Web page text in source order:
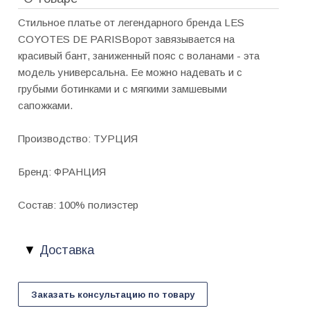
Стильное платье от легендарного бренда LES
COYOTES DE PARISВорот завязывается на
красивый бант, заниженный пояс с воланами - эта
модель универсальна. Ее можно надевать и с
грубыми ботинками и с мягкими замшевыми
сапожками.
Производство: ТУРЦИЯ
Бренд: ФРАНЦИЯ
Состав: 100% полиэстер
Доставка
Заказать консультацию по товару